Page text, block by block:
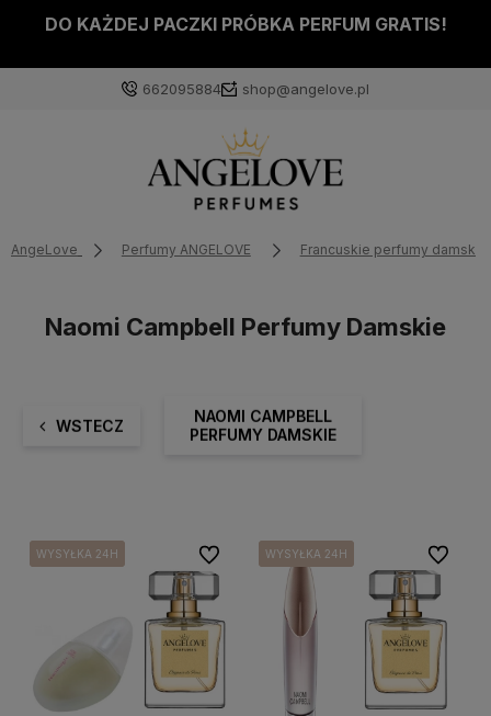
DO KAŻDEJ PACZKI PRÓBKA PERFUM GRATIS!
662095884 shop@angelove.pl
AngeLove Perfumy ANGELOVE Francuskie perfumy damskie
Naomi Campbell Perfumy Damskie
WSTECZ
NAOMI CAMPBELL
PERFUMY DAMSKIE
WYSYŁKA 24H
WYSYŁKA 24H
WYSYŁKA 24H Do ulubionychWYSYŁKA 24H
WYSYŁKA 24H
WYSYŁKA 24H Do